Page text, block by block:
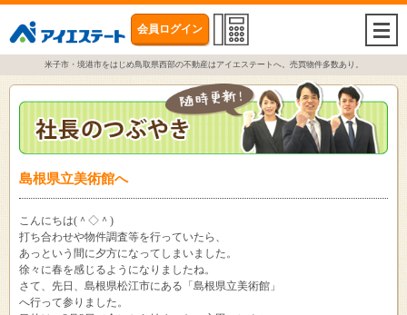
会員ログイン
米子市・境港市をはじめ鳥取県西部の不動産はアイエステートへ。売買物件多数あり。
島根県立美術館へ
こんにちは(＾◇＾)
打ち合わせや物件調査等を行っていたら、
あっという間に夕方になってしまいました。
徐々に春を感じるようになりましたね。
さて、先日、島根県松江市にある「島根県立美術館」
へ行って参りました。